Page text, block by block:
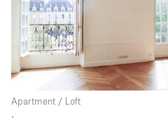
Apartment / Loft
∙